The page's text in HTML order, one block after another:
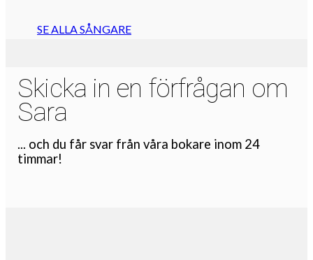
SE ALLA SÅNGARE
Skicka in en förfrågan om
Sara
... och du får svar från våra bokare inom 24
timmar!